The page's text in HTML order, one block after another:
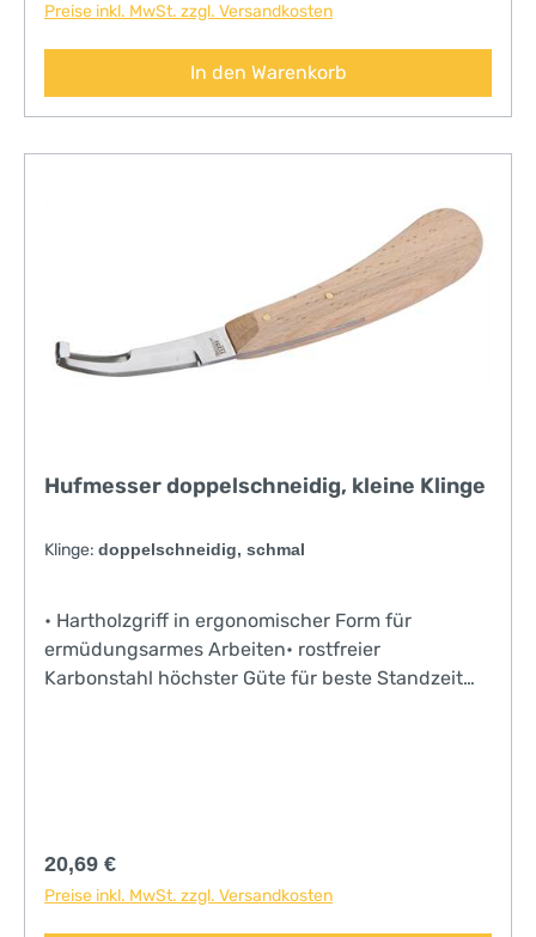
Preise inkl. MwSt. zzgl. Versandkosten
In den Warenkorb
Hufmesser doppelschneidig, kleine Klinge
Klinge: doppelschneidig, schmal
• Hartholzgriff in ergonomischer Form für
ermüdungsarmes Arbeiten• rostfreier
Karbonstahl höchster Güte für beste Standzeit
Regulärer Preis:
20,69 €
Preise inkl. MwSt. zzgl. Versandkosten